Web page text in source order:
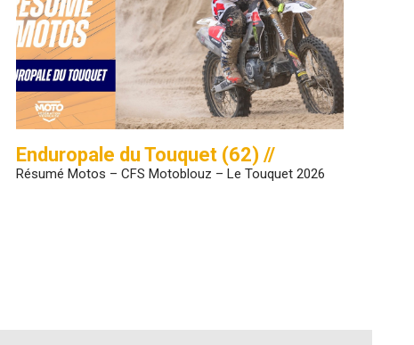
Enduropale du Touquet (62) //
Résumé Motos – CFS Motoblouz – Le Touquet 2026